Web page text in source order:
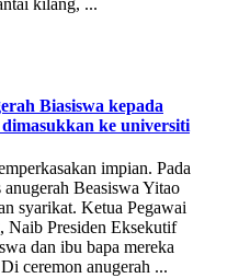
Biasiswa kepada
ke universiti
impian. Pada
Beasiswa Yitao
syarikat. Ketua Pegawai
Presiden Eksekutif
dan ibu bapa mereka
ceremon anugerah ...